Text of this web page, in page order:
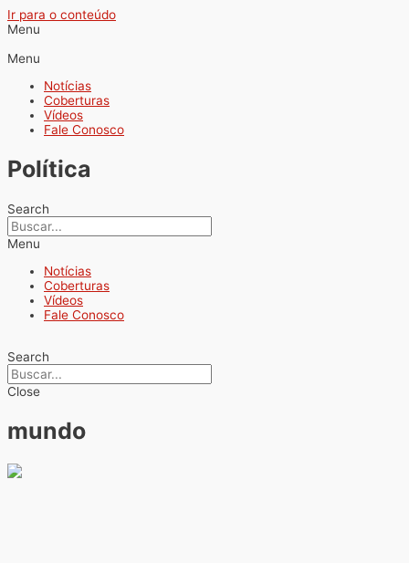
Ir para o conteúdo
Menu
Menu
Notícias
Coberturas
Vídeos
Fale Conosco
Política
Search
Menu
Notícias
Coberturas
Vídeos
Fale Conosco
Search
Close
mundo